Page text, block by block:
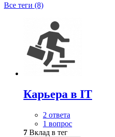
Все теги (8)
Карьера в IT
2 ответа
1 вопрос
7 Вклад в тег